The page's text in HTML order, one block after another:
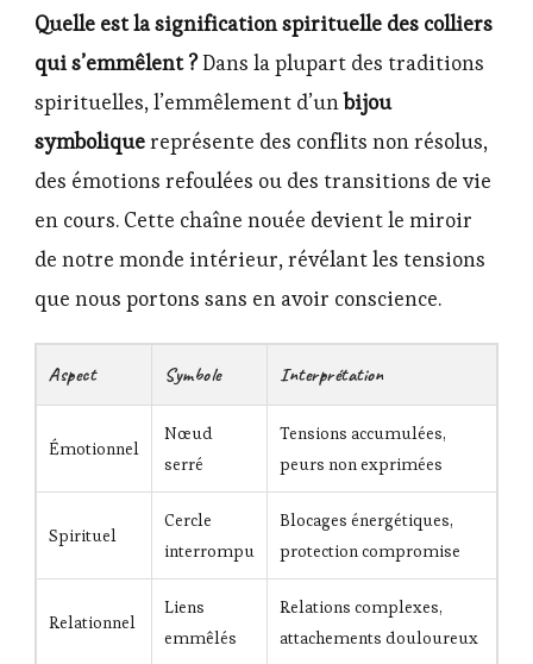
Quelle est la signification spirituelle des colliers
qui s’emmêlent ?Dans la plupart des traditions
spirituelles, l’emmêlement d’unbijou
symboliquereprésente des conflits non résolus,
des émotions refoulées ou des transitions de vie
en cours. Cette chaîne nouée devient le miroir
de notre monde intérieur, révélant les tensions
que nous portons sans en avoir conscience.
Aspect Symbole Interprétation
Émotionnel
Nœud
serré
Tensions accumulées,
peurs non exprimées
Spirituel
Cercle
interrompu
Blocages énergétiques,
protection compromise
Relationnel
Liens
emmêlés
Relations complexes,
attachements douloureux